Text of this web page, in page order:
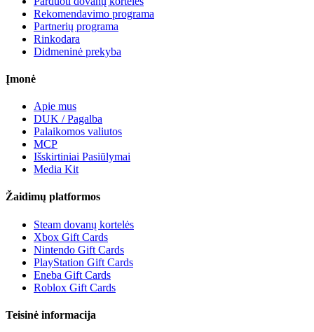
Rekomendavimo programa
Partnerių programa
Rinkodara
Didmeninė prekyba
Įmonė
Apie mus
DUK / Pagalba
Palaikomos valiutos
MCP
Išskirtiniai Pasiūlymai
Media Kit
Žaidimų platformos
Steam dovanų kortelės
Xbox Gift Cards
Nintendo Gift Cards
PlayStation Gift Cards
Eneba Gift Cards
Roblox Gift Cards
Teisinė informacija